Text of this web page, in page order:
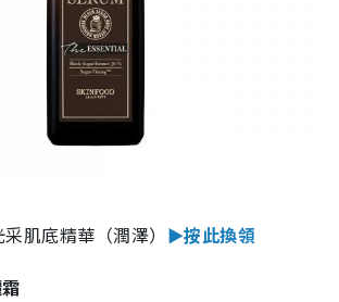
肌底精華（潤澤） ►按此換領